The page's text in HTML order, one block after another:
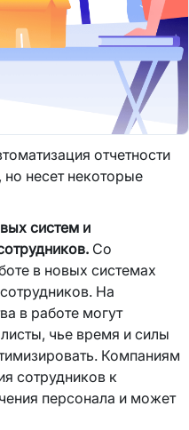
отчетности
несет некоторые
систем и
Со
в новых системах
На
в работе могут
чье время и силы
Компаниям
сотрудников к
персонала и может